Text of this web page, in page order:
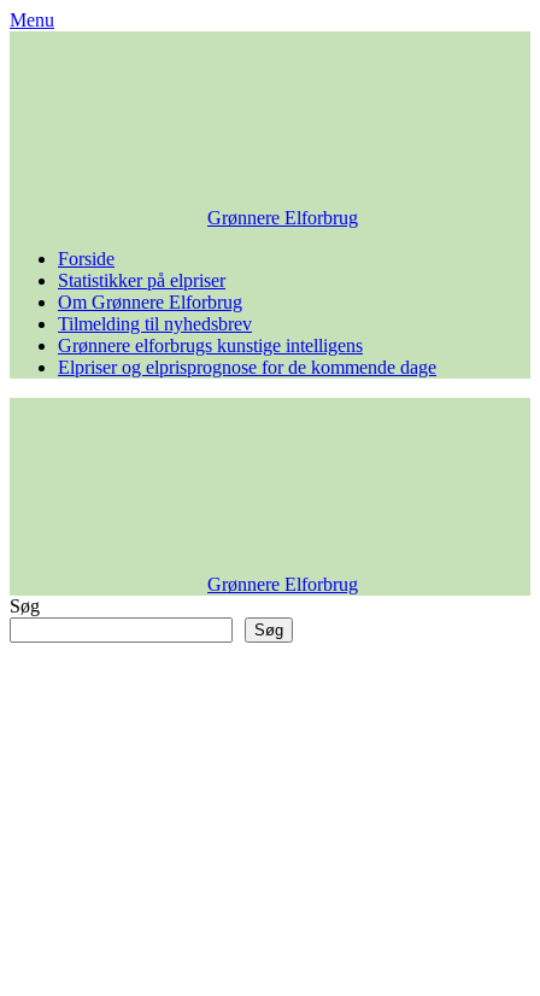
Skip
Menu
Grønnere Elforbrug
Forside
Statistikker på elpriser
Om Grønnere Elforbrug
Tilmelding til nyhedsbrev
Grønnere elforbrugs kunstige intelligens
Elpriser og elprisprognose for de kommende dage
Grønnere Elforbrug
Søg
Søg